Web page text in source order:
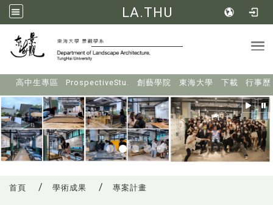
LA.THU
高中生專區 ProspectiveStu. 創藝學院 東海大學 下載 行事歷
首頁 學術成果 專案計畫